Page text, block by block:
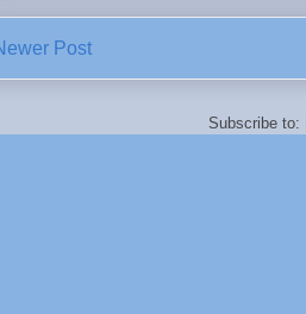
Post
Subscribe to: